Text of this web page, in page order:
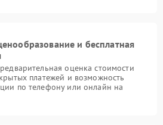
и бесплатная
оценка стоимости
платежей и возможность
по телефону или онлайн на